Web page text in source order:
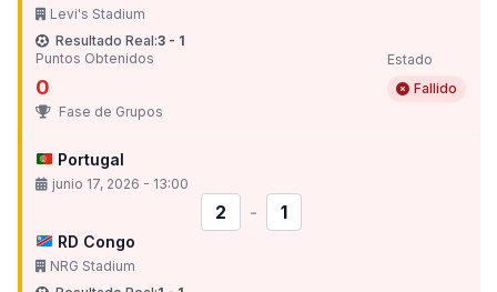
Levi's Stadium
Resultado Real:3 - 1
Puntos Obtenidos
0
Estado
Fallido
Fase de Grupos
Portugal
junio 17, 2026 - 13:00
2 - 1
RD Congo
NRG Stadium